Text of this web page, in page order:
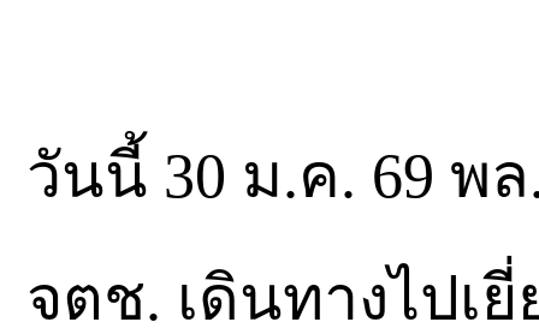
วันนี้ 30 ม.ค. 69 พ
จตช. เดินทางไปเ